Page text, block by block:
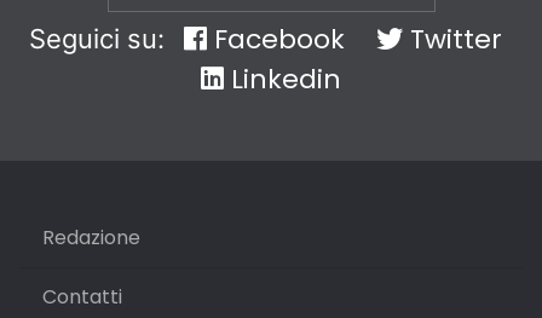
Seguici su: Facebook
Twitter
Linkedin
Redazione
Contatti